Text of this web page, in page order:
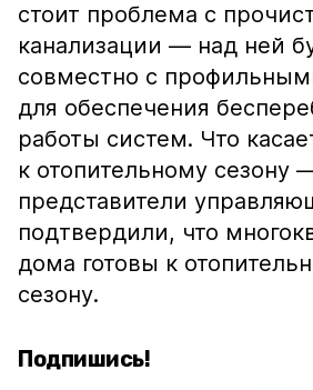
стоит проблема с
канализации — над ней
совместно с
для обеспечения
работы систем. Что
к отопительному сезону
представители
подтвердили, что
дома готовы к
сезону.
Подпишись!